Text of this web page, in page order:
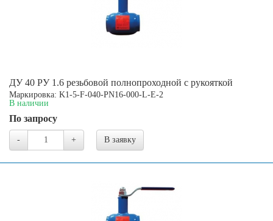
ДУ 40 РУ 1.6 резьбовой полнопроходной с рукояткой
Маркировка: K1-5-F-040-PN16-000-L-E-2
В наличии
По запросу
- + В заявку